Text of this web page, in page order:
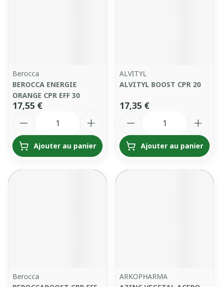
Berocca
BEROCCA ENERGIE
ORANGE CPR EFF 30
17,55 €
Ajouter au panier
ALVITYL
ALVITYL BOOST CPR 20
17,35 €
Ajouter au panier
Berocca
ARKOPHARMA